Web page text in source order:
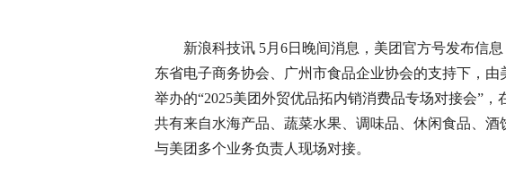
新浪科技讯 5月6日晚间消息，美团官方号发布信息
东省电子商务协会、广州市食品企业协会的支持下，
举办的“2025美团外贸优品拓内销消费品专场对接会”，
共有来自水海产品、蔬菜水果、调味品、休闲食品、酒
与美团多个业务负责人现场对接。